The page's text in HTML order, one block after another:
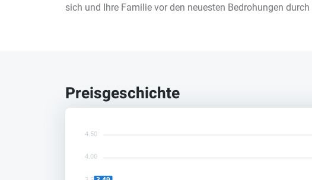
sich und Ihre Familie vor den neuesten Bedrohungen
Preisgeschichte
4.50
4.00